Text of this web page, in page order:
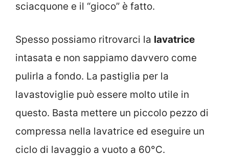
sciacquone e il “gioco” è fatto.
Spesso possiamo ritrovarci la lavatrice
intasata e non sappiamo davvero come
pulirla a fondo. La pastiglia per la
lavastoviglie può essere molto utile in
questo. Basta mettere un piccolo pezzo di
compressa nella lavatrice ed eseguire un
ciclo di lavaggio a vuoto a 60°C.